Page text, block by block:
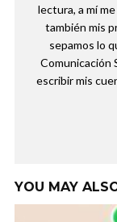
lectura, a mí
también mis
sepamos lo
Comunicación
escribir mis
YOU MAY